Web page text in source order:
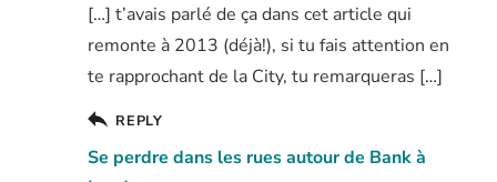
[…] t’avais parlé de ça dans cet article qui
remonte à 2013 (déjà!), si tu fais attention en
te rapprochant de la City, tu remarqueras […]
REPLY
Se perdre dans les rues autour de Bank à